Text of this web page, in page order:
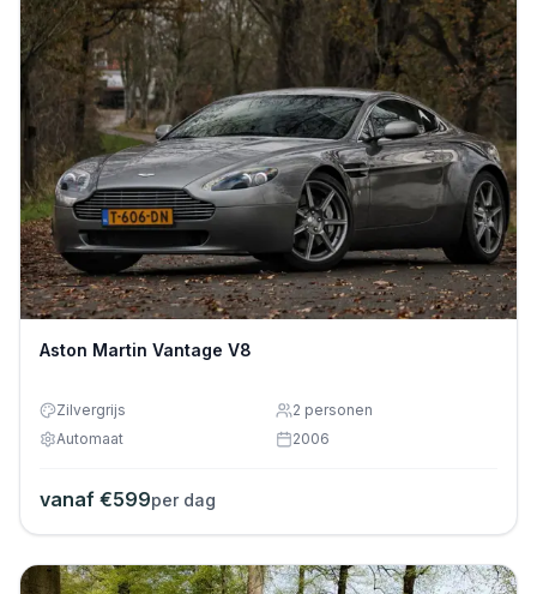
Aston Martin Vantage V8
Zilvergrijs 2 personen
Automaat
2006
vanaf €599per dag